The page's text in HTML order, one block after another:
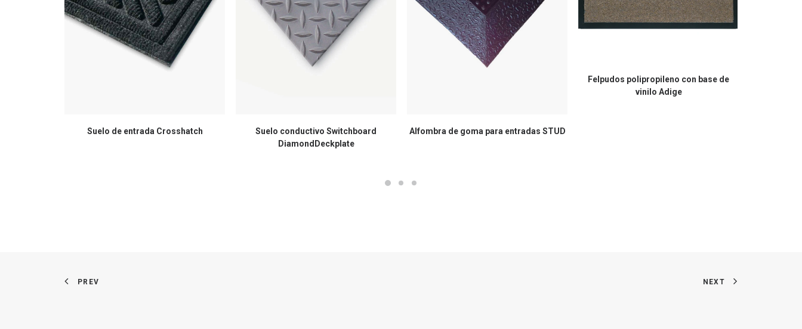
Suelo de entrada Crosshatch
Suelo conductivo Switchboard
DiamondDeckplate
Alfombra de goma para entradas STUD
Felpudos polipropileno con base de
vinilo Adige
PREV NEXT